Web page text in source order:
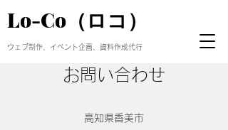
Lo-Co（ロコ）
ウェブ制作、イベント企画、資料作成代行
お問い合わせ
高知県香美市